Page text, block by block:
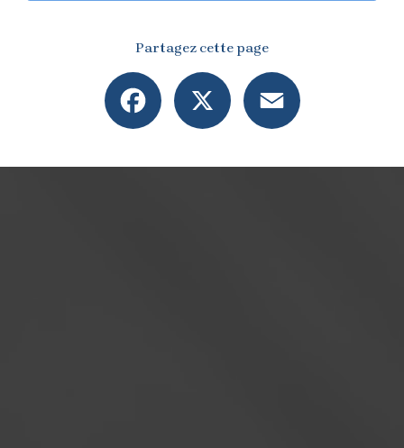
Partagez cette page
Facebook